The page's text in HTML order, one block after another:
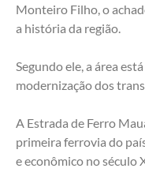
Monteiro Filho, o
a história da região.
Segundo ele, a área
modernização dos
A Estrada de Ferro
primeira ferrovia do
e econômico no século